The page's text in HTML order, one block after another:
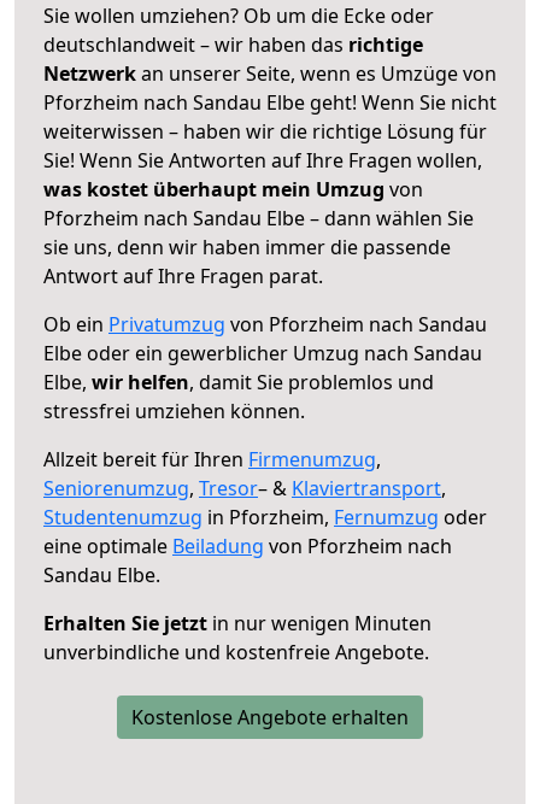
Sie wollen umziehen? Ob um die Ecke oder
deutschlandweit – wir haben das richtige
Netzwerkan unserer Seite, wenn es Umzüge von
Pforzheim nach Sandau Elbe geht! Wenn Sie nicht
weiterwissen – haben wir die richtige Lösung für
Sie! Wenn Sie Antworten auf Ihre Fragen wollen,
was kostet überhaupt mein Umzug von
Pforzheim nach Sandau Elbe – dann wählen Sie
sie uns, denn wir haben immer die passende
Antwort auf Ihre Fragen parat.
Ob ein Privatumzug von Pforzheim nach Sandau
Elbe oder ein gewerblicher Umzug nach Sandau
Elbe, wir helfen, damit Sie problemlos und
stressfrei umziehen können.
Allzeit bereit für Ihren Firmenumzug,
Seniorenumzug, Tresor– & Klaviertransport,
Studentenumzug in Pforzheim, Fernumzug oder
eine optimale Beiladung von Pforzheim nach
Sandau Elbe.
Erhalten Sie jetzt in nur wenigen Minuten
unverbindliche und kostenfreie Angebote.
Kostenlose Angebote erhalten